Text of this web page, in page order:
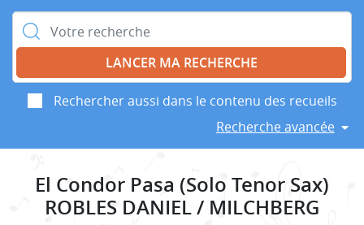
Rechercher :
Rechercher aussi dans le contenu des recueils
Recherche avancée
El Condor Pasa (Solo Tenor Sax)
ROBLES DANIEL / MILCHBERG